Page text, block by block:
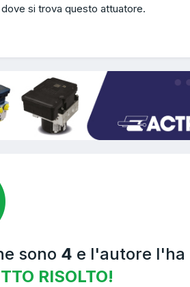
si trova questo attuatore.
sono 4 e l'autore l'ha
RISOLTO!